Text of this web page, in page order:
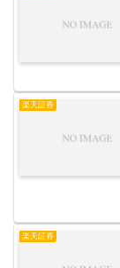
楽天証券
楽天証券